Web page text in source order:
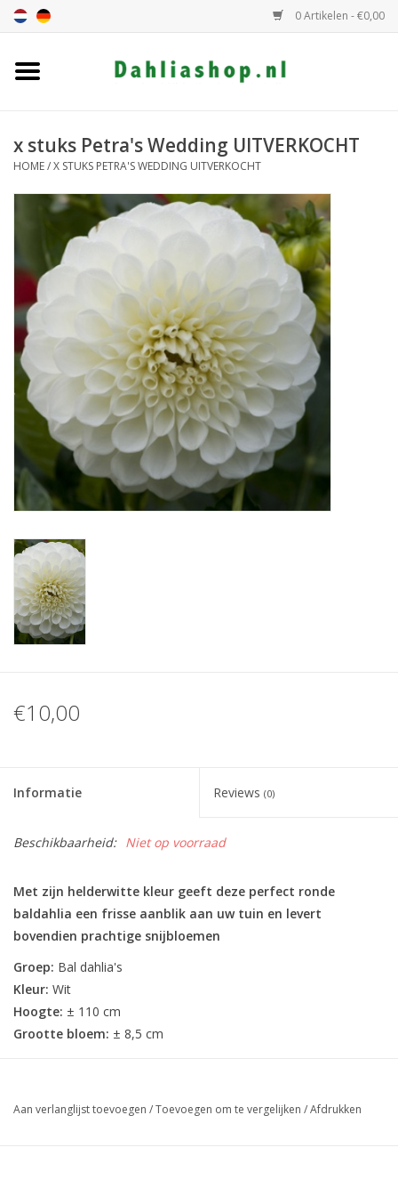
0 Artikelen - €0,00
Dahlia assortiment
Dahlia kleur
Dahlia Groep
Cadeaubon
Algemeen
x stuks Petra's Wedding UITVERKOCHT
HOME/X STUKS PETRA'S WEDDING UITVERKOCHT
€10,00
Informatie Reviews (0)
Beschikbaarheid: Niet op voorraad
Met zijn helderwitte kleur geeft deze perfect ronde
baldahlia een frisse aanblik aan uw tuin en levert
bovendien prachtige snijbloemen
Groep: Bal dahlia's
Kleur: Wit
Hoogte: ± 110 cm
Grootte bloem: ± 8,5 cm
Aan verlanglijst toevoegen /Toevoegen om te vergelijken /Afdrukken